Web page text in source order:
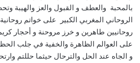
بالمحبة والعطف و القبول والعز والهيبة
الروحاني المغربي الكبير على خواتم
روحانيين طاهرين و خرز مروحنة و أحجار
على العوالم الظاهرة والخفية في جلب الحظ
و الجاه عند الحل والترحال حيثما حللتم